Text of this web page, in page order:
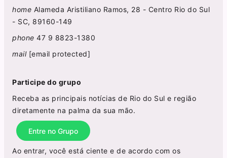
home Alameda Aristiliano Ramos, 28 - Centro Rio do Sul
- SC, 89160-149
phone 47 9 8823-1380
mail [email protected]
Participe do grupo
Receba as principais notícias de Rio do Sul e região
diretamente na palma da sua mão.
Entre no Grupo
Ao entrar, você está ciente e de acordo com os